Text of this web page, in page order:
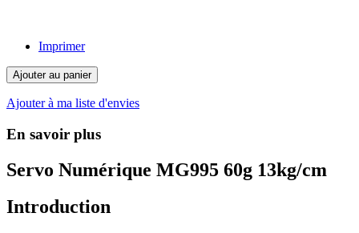
Imprimer
Ajouter au panier
Ajouter à ma liste d'envies
En savoir plus
Servo Numérique MG995 60g 13kg/cm
Introduction